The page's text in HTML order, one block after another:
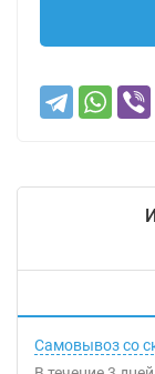
Самовывоз со